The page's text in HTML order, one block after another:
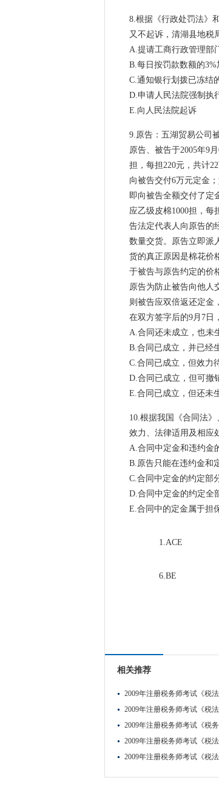
8.根据《行政处罚法》
又不起诉，清湖县地
A.提请工商行政管理部
B.每日按罚款数额的3%
C.通知银行划拨已冻结
D.申请人民法院强制执
E.向人民法院起诉
9.原告：五湖贸易公司
原告、被告于2005年9
担，每担220元，共计
向被告交付6万元定金
即向被告全额交付了定
应乙级皮棉1000担，每
告法定代表人向原告的
数量交货。原告立即派
货的真正原因是棉花价
于被告与原告约定的价
原告为防止被告向他人
则被告应双倍返还定金
在双方签字后的9月7
A.合同还未成立，也未
B.合同已成立，并已经
C.合同已成立，但效力
D.合同已成立，但可撤
E.合同已成立，但还未
10.根据我国《合同法
效力、法律适用及相
A.合同中定金和违约金
B.原告只能在违约金和
C.合同中定金的约定部
D.合同中定金的约定全
E.合同中的定金属于担
1.ACE
6.BE
相关推荐
2009年注册税务师考试《税
2009年注册税务师考试《税
2009年注册税务师考试《税
2009年注册税务师考试《税
2009年注册税务师考试《税